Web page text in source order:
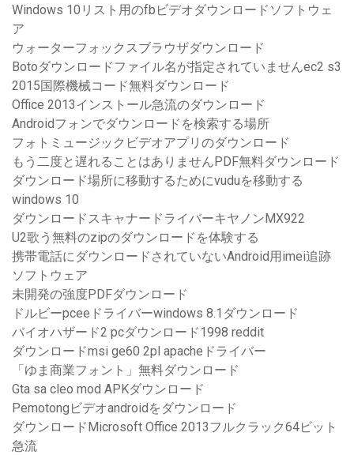
Windows 10リスト用のfbビデオダウンロードソフトウェ
ア
ウォーターフォックスブラウザダウンロード
Botoダウンロードファイル名が指定されていませんec2 s3
2015国際機械コード無料ダウンロード
Office 2013インストール急流のダウンロード
Androidフォンでダウンロードを検索する場所
フォトミュージックビデオアプリのダウンロード
もう二度と遅れることはありませんPDF無料ダウンロード
ダウンロード場所に移動するためにvuduを移動する
windows 10
ダウンロードスキャナードライバーキヤノンMX922
U2歌う無料のzipのダウンロードを体験する
携帯電話にダウンロードされていないAndroid用imei追跡
ソフトウェア
未開発の強度PDFダウンロード
ドルビーpceeドライバーwindows 8.1ダウンロード
バイオハザード2 pcダウンロード1998 reddit
ダウンロードmsi ge60 2pl apacheドライバー
「ゆま商業フォント」無料ダウンロード
Gta sa cleo mod APKダウンロード
Pemotongビデオandroidをダウンロード
ダウンロードMicrosoft Office 2013フルクラック64ビット
急流